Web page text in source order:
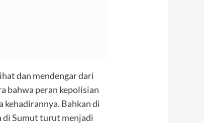
dan mendengar dari
bahwa peran kepolisian
kehadirannya. Bahkan di
di Sumut turut menjadi